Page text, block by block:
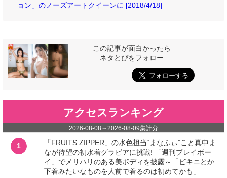
ョン」のノーズアートクイーンに [2018/4/18]
この記事が面白かったら
ネタとぴをフォロー
アクセスランキング
2026-08-08 ～2026-08-09集計分
1
「FRUITS ZIPPER」の水色担当“まなふぃ”こと真中ま
なが待望の初水着グラビアに挑戦! 「週刊プレイボー
イ」でメリハリのある美ボディを披露～「ビキニとか
下着みたいなものを人前で着るのは初めてかも」